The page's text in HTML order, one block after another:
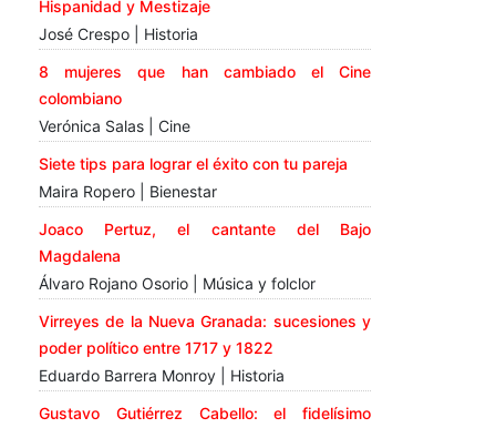
Hispanidad y Mestizaje
José Crespo | Historia
8 mujeres que han cambiado el Cine
colombiano
Verónica Salas | Cine
Siete tips para lograr el éxito con tu pareja
Maira Ropero | Bienestar
Joaco Pertuz, el cantante del Bajo
Magdalena
Álvaro Rojano Osorio | Música y folclor
Virreyes de la Nueva Granada: sucesiones y
poder político entre 1717 y 1822
Eduardo Barrera Monroy | Historia
Gustavo Gutiérrez Cabello: el fidelísimo